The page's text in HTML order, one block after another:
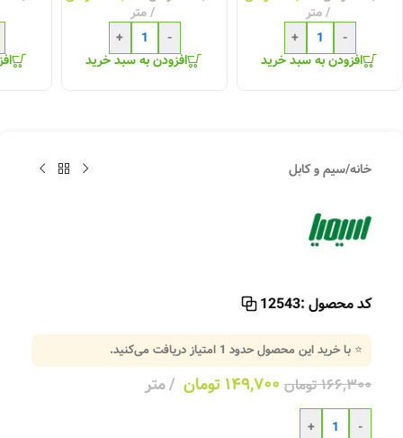
متر
-
+
افزودن به سبد خرید
متر
-
+
افزودن به سبد خرید
خانه/سیم و کابل
کد محصول :12543
⭐ با خرید این محصول حدود 1 امتیاز دریافت می‌کنید.
۱۶۶,۳۰۰تومان ۱۴۹,۷۰۰ تومان متر
-
+